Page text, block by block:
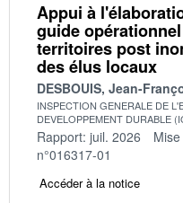
Appui à
guide
territoires post
des élus locaux
DESBOUIS, Jean-
INSPECTION GENERALE DE
DEVELOPPEMENT DURABLE
Rapport: juil. 2026
n°016317-01
Accéder à la notice